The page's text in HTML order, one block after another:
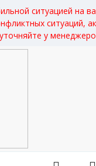
ситуацией на
ситуаций,
уточняйте у